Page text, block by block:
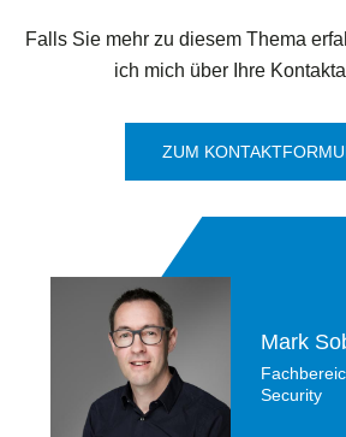
Falls Sie mehr zu diesem Thema
ich mich über Ihre
ZUM
Mark
Security